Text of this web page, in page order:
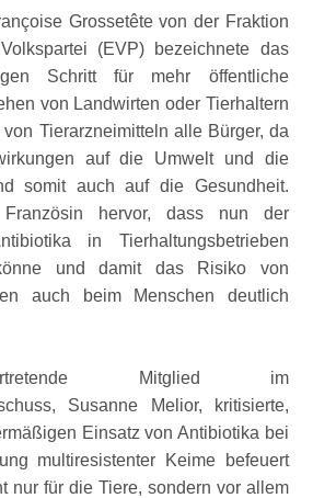
Grossetête von der Fraktion
(EVP) bezeichnete das
Schritt für mehr öffentliche
von Landwirten oder Tierhaltern
Tierarzneimitteln alle Bürger, da
auf die Umwelt und die
somit auch auf die Gesundheit.
hervor, dass nun der
in Tierhaltungsbetrieben
und damit das Risiko von
auch beim Menschen deutlich
Mitglied im
Susanne Melior, kritisierte,
Einsatz von Antibiotika bei
multiresistenter Keime befeuert
nur für die Tiere, sondern vor allem